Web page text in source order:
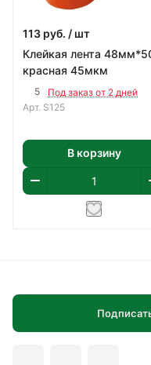
113 руб. / шт
Клейкая лента
красная 45мкм
5
Под заказ от 2 дней
Арт. S125
В корзину